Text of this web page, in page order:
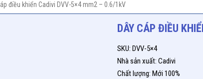
điều khiển Cadivi DVV-5×4 mm2 – 0.6/1kV
DÂY CÁP ĐIỀU
SKU: DVV-5×4
Nhà sản xuất: Cadivi
Chất lượng: Mới 100%